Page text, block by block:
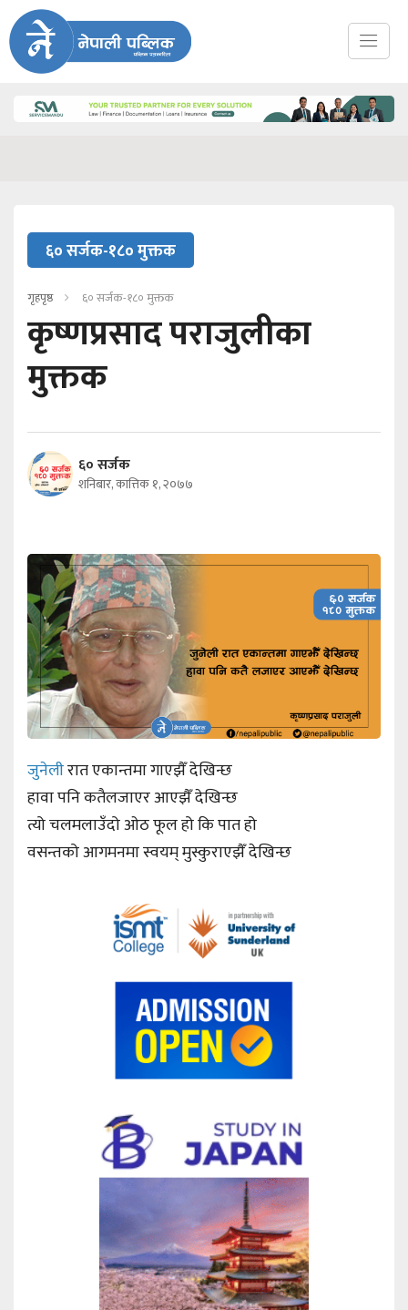
६० सर्जक-१८० मुक्तक
गृहपृष्ठ ६० सर्जक-१८० मुक्तक
कृष्णप्रसाद पराजुलीका
मुक्तक
६० सर्जक
शनिबार, कात्तिक १, २०७७
जुनेलीरात एकान्तमा गाएझैँ देखिन्छ
हावा पनि कतैलजाएर आएझैँ देखिन्छ
त्यो चलमलाउँदो ओठ फूल हो कि पात हो
वसन्तको आगमनमा स्वयम् मुस्कुराएझैँ देखिन्छ